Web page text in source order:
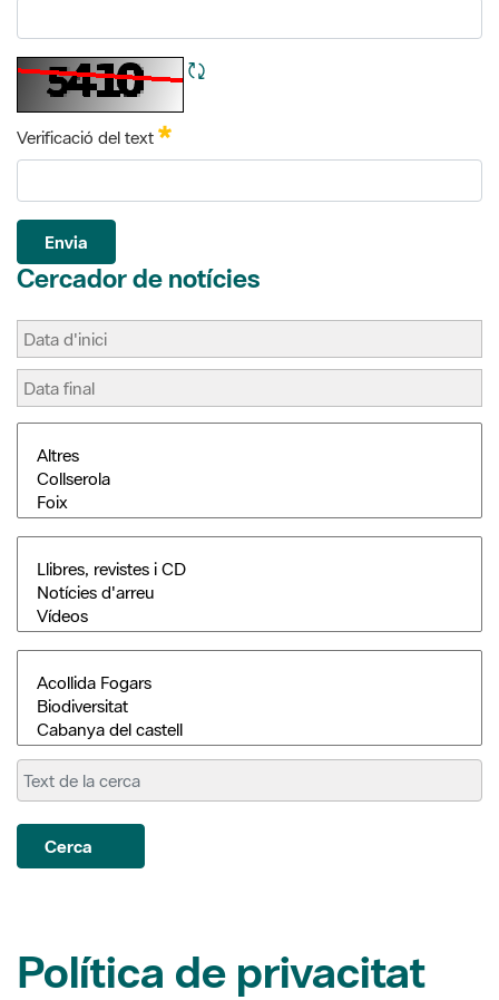
Refresca CAPTCHA
Verificació del text Obligatori
Envia
Cercador de notícies
Cerca
Política de privacitat